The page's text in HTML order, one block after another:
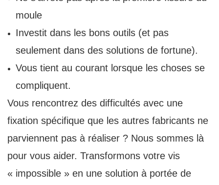
moule
Investit dans les bons outils (et pas
seulement dans des solutions de fortune).
Vous tient au courant lorsque les choses se
compliquent.
Vous rencontrez des difficultés avec une
fixation spécifique que les autres fabricants ne
parviennent pas à réaliser ? Nous sommes là
pour vous aider. Transformons votre vis
« impossible » en une solution à portée de